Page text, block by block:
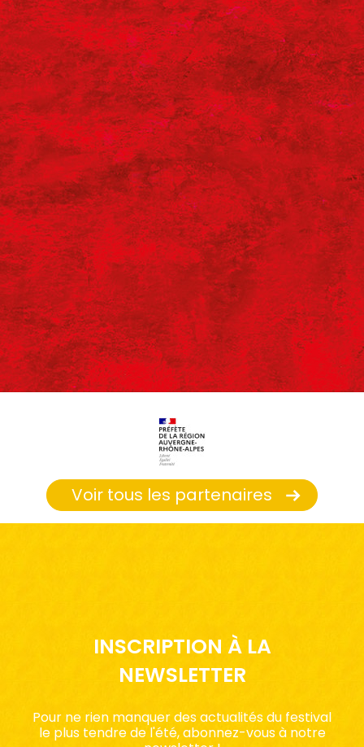
Voir tous les partenaires
INSCRIPTION À LA
NEWSLETTER
Pour ne rien manquer des actualités du festival
le plus tendre de l'été, abonnez-vous à notre